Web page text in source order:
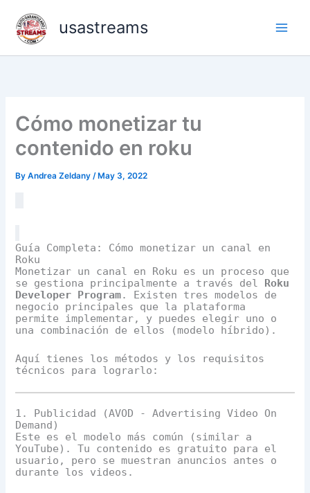
content
usastreams
Cómo monetizar tu
contenido en roku
ByAndrea Zeldany/ May 3, 2022
Guía Completa: Cómo monetizar un canal en
Roku
Monetizar un canal en Roku es un proceso que
se gestiona principalmente a través del Roku
Developer Program. Existen tres modelos de
negocio principales que la plataforma
permite implementar, y puedes elegir uno o
una combinación de ellos (modelo híbrido).
Aquí tienes los métodos y los requisitos
técnicos para lograrlo:
1. Publicidad (AVOD - Advertising Video On
Demand)
Este es el modelo más común (similar a
YouTube). Tu contenido es gratuito para el
usuario, pero se muestran anuncios antes o
durante los videos.